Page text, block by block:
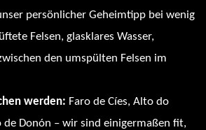
persönlicher Geheimtipp bei wenig
Felsen, glasklares Wasser,
den umspülten Felsen im
werden: Faro de Cíes, Alto do
de Donón – wir sind einigermaßen fit,